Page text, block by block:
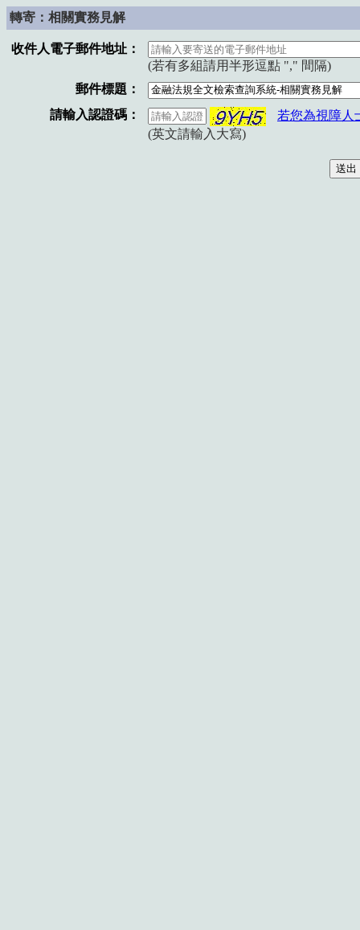
轉寄：相關實務見解
收件人電子郵件地址：
(若有多組請用半形逗點 "," 間隔)
郵件標題：
請輸入認證碼：
若您為視障人
(英文請輸入大寫)